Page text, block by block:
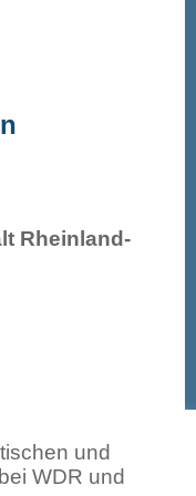
Rheinland-
und
WDR und
ein angenehmeres
Weitere Infos